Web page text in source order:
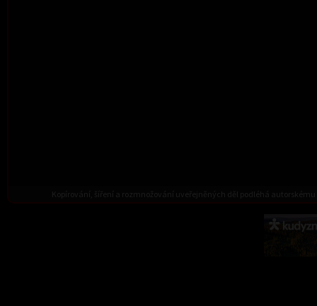
Kopírování, šíření a rozmnožování uveřejněných děl podléhá autorskému